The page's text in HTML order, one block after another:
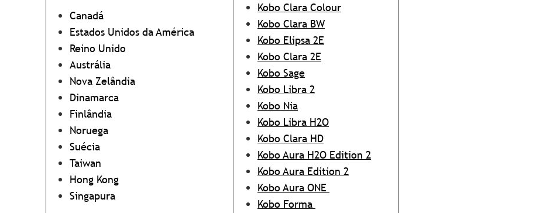
Canadá
Estados Unidos da América
Reino Unido
Austrália
Nova Zelândia
Dinamarca
Finlândia
Noruega
Suécia
Taiwan
Hong Kong
Singapura
Kobo Clara Colour
Kobo Clara BW
Kobo Elipsa 2E
Kobo Clara 2E
Kobo Sage
Kobo Libra 2
Kobo Nia
Kobo Libra H2O
Kobo Clara HD
Kobo Aura H2O Edition 2
Kobo Aura Edition 2
Kobo Aura ONE
Kobo Forma